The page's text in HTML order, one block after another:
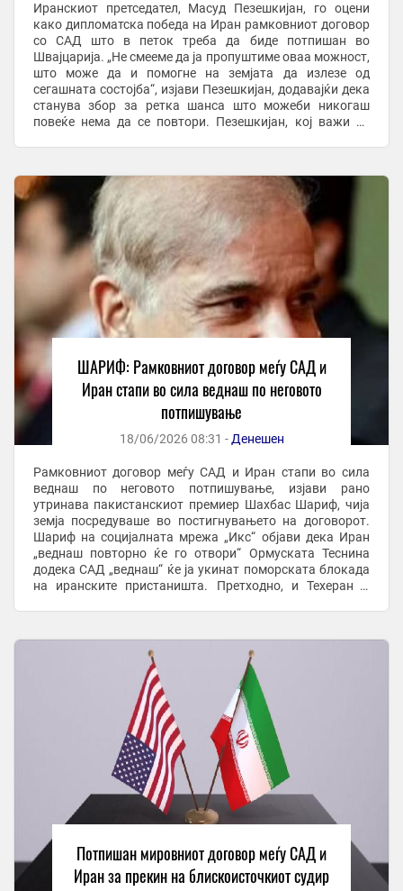
Иранскиот претседател, Масуд Пезешкијан, го оцени
како дипломатска победа на Иран рамковниот договор
со САД што в петок треба да биде потпишан во
Швајцарија. „Не смееме да ја пропуштиме оваа можност,
што може да и помогне на земјата да излезе од
сегашната состојба“, изјави Пезешкијан, додавајќи дека
станува збор за ретка шанса што можеби никогаш
повеќе нема да се повтори. Пезешкијан, кој важи за
ШАРИФ: Рамковниот договор меѓу САД и
Иран стапи во сила веднаш по неговото
потпишување
18/06/2026 08:31 - Денешен
Рамковниот договор меѓу САД и Иран стапи во сила
веднаш по неговото потпишување, изјави рано
утринава пакистанскиот премиер Шахбас Шариф, чија
земја посредуваше во постигнувањето на договорот.
Шариф на социјалната мрежа „Икс“ објави дека Иран
„веднаш повторно ќе го отвори“ Ормуската Теснина
додека САД „веднаш“ ќе ја укинат поморската блокада
на иранските пристаништа. Претходно, и Техеран и
Потпишан мировниот договор меѓу САД и
Иран за прекин на блискоисточкиот судир